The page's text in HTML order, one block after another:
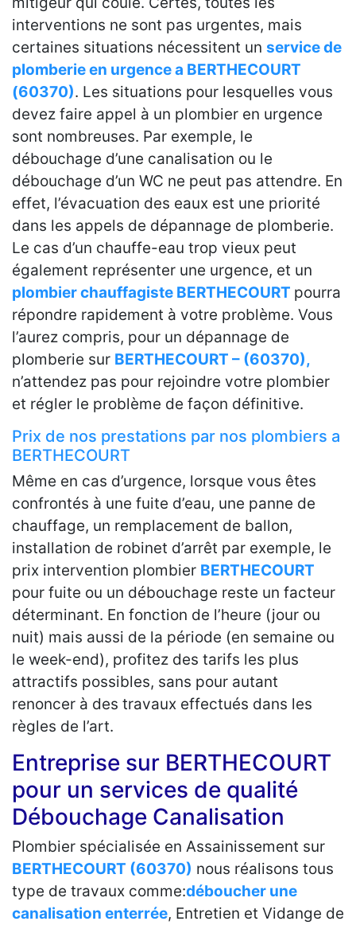
interventions ne sont pas urgentes, mais
certaines situations nécessitent un service de
plomberie en urgence a BERTHECOURT
(60370). Les situations pour lesquelles vous
devez faire appel à un plombier en urgence
sont nombreuses. Par exemple, le
débouchage d’une canalisation ou le
débouchage d’un WC ne peut pas attendre. En
effet, l’évacuation des eaux est une priorité
dans les appels de dépannage de plomberie.
Le cas d’un chauffe-eau trop vieux peut
également représenter une urgence, et un
plombier chauffagiste BERTHECOURT pourra
répondre rapidement à votre problème. Vous
l’aurez compris, pour un dépannage de
plomberie sur BERTHECOURT – (60370),
n’attendez pas pour rejoindre votre plombier
et régler le problème de façon définitive.
Prix de nos prestations par nos plombiers a
BERTHECOURT
Même en cas d’urgence, lorsque vous êtes
confrontés à une fuite d’eau, une panne de
chauffage, un remplacement de ballon,
installation de robinet d’arrêt par exemple, le
prix intervention plombier BERTHECOURT
pour fuite ou un débouchage reste un facteur
déterminant. En fonction de l’heure (jour ou
nuit) mais aussi de la période (en semaine ou
le week-end), profitez des tarifs les plus
attractifs possibles, sans pour autant
renoncer à des travaux effectués dans les
règles de l’art.
Entreprise sur BERTHECOURT
pour un services de qualité
Débouchage Canalisation
Plombier spécialisée en Assainissement sur
BERTHECOURT (60370) nous réalisons tous
type de travaux comme:déboucher une
canalisation enterrée, Entretien et Vidange de